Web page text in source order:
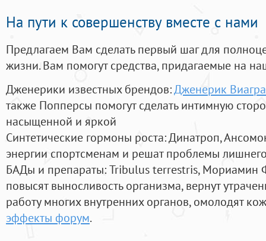
На пути к совершенству вместе с нами
Предлагаем Вам сделать первый шаг для
жизни. Вам помогут средства, придагаемые на
Дженерики известных брендов:Дженерик
также Попперсы помогут сделать интимную
насыщенной и яркой
Синтетические гормоны роста: Динатроп,
энергии спортсменам и решат проблемы
БАДы и препараты:Tribulus terrestris, Мориамин
повысят выносливость организма, вернут
работу многих внутренних органов, омолодят
эффекты форум.